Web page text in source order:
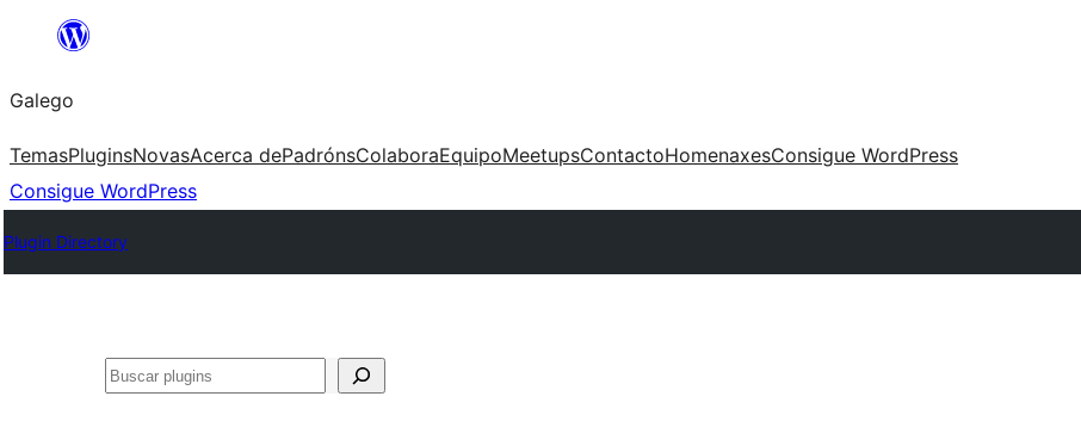
Saltar
contido
Galego
TemasPluginsNovasAcerca dePadrónsColaboraEquipoMeetupsContactoHomenaxesConsigue WordPress
Consigue WordPress
Plugin Directory
Buscar